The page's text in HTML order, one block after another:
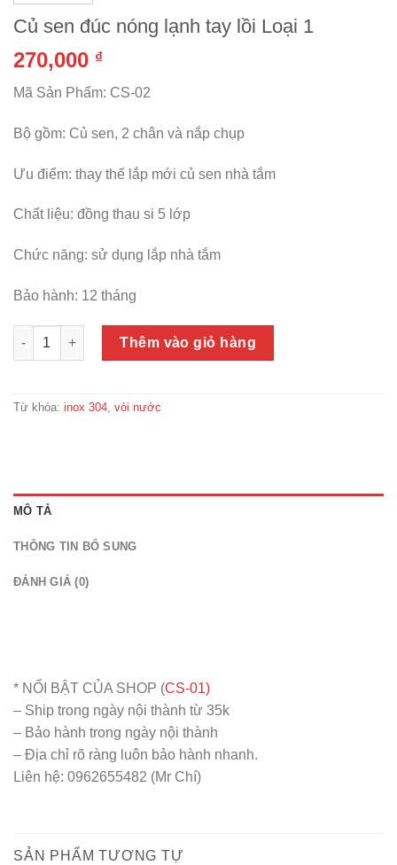
Củ sen đúc nóng lạnh tay lồi Loại 1
270,000 ₫
Mã Sản Phẩm: CS-02
Bộ gồm: Củ sen, 2 chân và nắp chụp
Ưu điểm: thay thế lắp mới củ sen nhà tắm
Chất liệu: đồng thau si 5 lớp
Chức năng: sử dụng lắp nhà tắm
Bảo hành: 12 tháng
Củ sen đúc nóng lạnh tay lồi Loại 1 số lượng
Thêm vào giỏ hàng
Từ khóa: inox 304 vòi nước
MÔ TẢ
THÔNG TIN BỔ SUNG
ĐÁNH GIÁ (0)
* NỔI BẬT CỦA SHOP (CS-01)
– Ship trong ngày nội thành từ 35k
– Bảo hành trong ngày nội thành
– Địa chỉ rõ ràng luôn bảo hành nhanh.
Liên hệ: 0962655482 (Mr Chí)
SẢN PHẨM TƯƠNG TỰ